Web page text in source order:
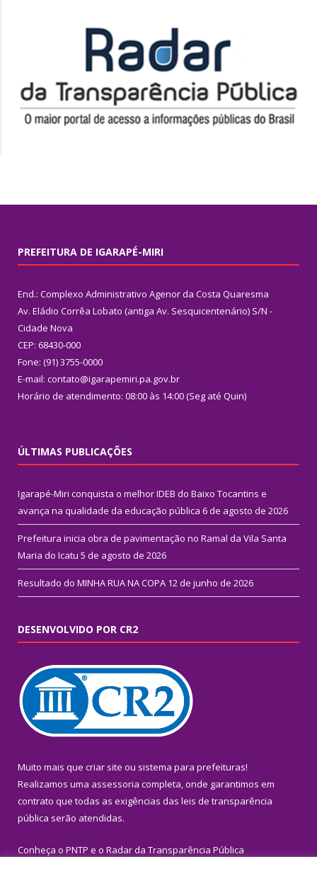
PREFEITURA DE IGARAPÉ-MIRI
End.: Complexo Administrativo Agenor da Costa Quaresma
Av. Eládio Corrêa Lobato (antiga Av. Sesquicentenário) S/N -
Cidade Nova
CEP: 68430-000
Fone: (91) 3755-0000
E-mail: contato@igarapemiri.pa.gov.br
Horário de atendimento: 08:00 às 14:00 (Seg até Quin)
ÚLTIMAS PUBLICAÇÕES
Igarapé-Miri conquista o melhor IDEB do Baixo Tocantins e
avança na qualidade da educação pública 6 de agosto de 2026
Prefeitura inicia obra de pavimentação no Ramal da Vila Santa
Maria do Icatu 5 de agosto de 2026
Resultado do MINHA RUA NA COPA 12 de junho de 2026
DESENVOLVIDO POR CR2
Muito mais que criar site ou sistema para prefeituras!
Realizamos uma assessoria completa, onde garantimos em
contrato que todas as exigências das leis de transparência
pública serão atendidas.
Conheça o PNTP e o Radar da Transparência Pública